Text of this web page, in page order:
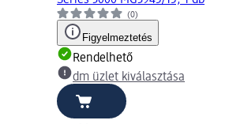
(0)
Figyelmeztetés
Rendelhető
dm üzlet kiválasztása